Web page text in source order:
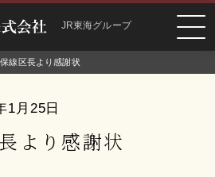
JR東海グループ
線区長より感謝状
1月25日
より感謝状